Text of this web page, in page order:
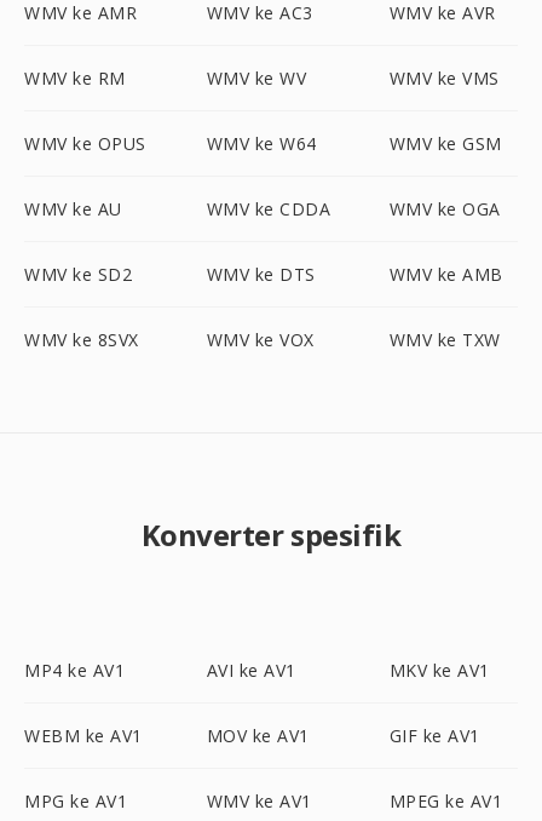
WMV ke AMR WMV ke AC3 WMV ke AVR
WMV ke RM WMV ke WV WMV ke VMS
WMV ke OPUS WMV ke W64 WMV ke GSM
WMV ke AU WMV ke CDDA WMV ke OGA
WMV ke SD2 WMV ke DTS WMV ke AMB
WMV ke 8SVX WMV ke VOX WMV ke TXW
Konverter spesifik
MP4 ke AV1 AVI ke AV1 MKV ke AV1
WEBM ke AV1 MOV ke AV1 GIF ke AV1
MPG ke AV1 WMV ke AV1 MPEG ke AV1